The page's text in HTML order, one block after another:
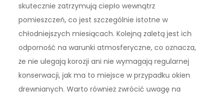
skutecznie zatrzymują ciepło wewnątrz
pomieszczeń, co jest szczególnie istotne w
chłodniejszych miesiącach. Kolejną zaletą jest ich
odporność na warunki atmosferyczne, co oznacza,
że nie ulegają korozji ani nie wymagają regularnej
konserwacji, jak ma to miejsce w przypadku okien
drewnianych. Warto również zwrócić uwagę na